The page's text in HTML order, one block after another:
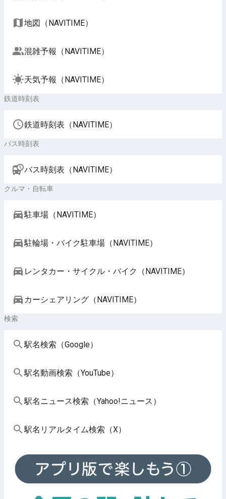
地図（NAVITIME）
混雑予報（NAVITIME）
天気予報（NAVITIME）
鉄道時刻表
鉄道時刻表（NAVITIME）
バス時刻表
バス時刻表（NAVITIME）
クルマ・自転車
駐車場（NAVITIME）
駐輪場・バイク駐車場（NAVITIME）
レンタカー・サイクル・バイク（NAVITIME）
カーシェアリング（NAVITIME）
検索
駅名検索（Google）
駅名動画検索（YouTube）
駅名ニュース検索（Yahoo!ニュース）
駅名リアルタイム検索（X）